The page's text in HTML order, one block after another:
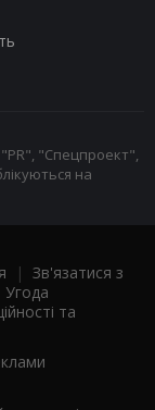
"Спецпроект",
на
| Зв'язатися з
Угода
та